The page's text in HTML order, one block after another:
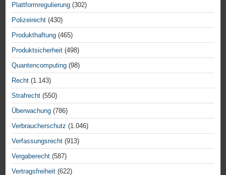
Plattformregulierung (302)
Polizeirecht (430)
Produkthaftung (465)
Produktsicherheit (498)
Quantencomputing (98)
Recht (1.143)
Strafrecht (550)
Überwachung (786)
Verbraucherschutz (1.046)
Verfassungsrecht (913)
Vergaberecht (587)
Vertragsfreiheit (622)